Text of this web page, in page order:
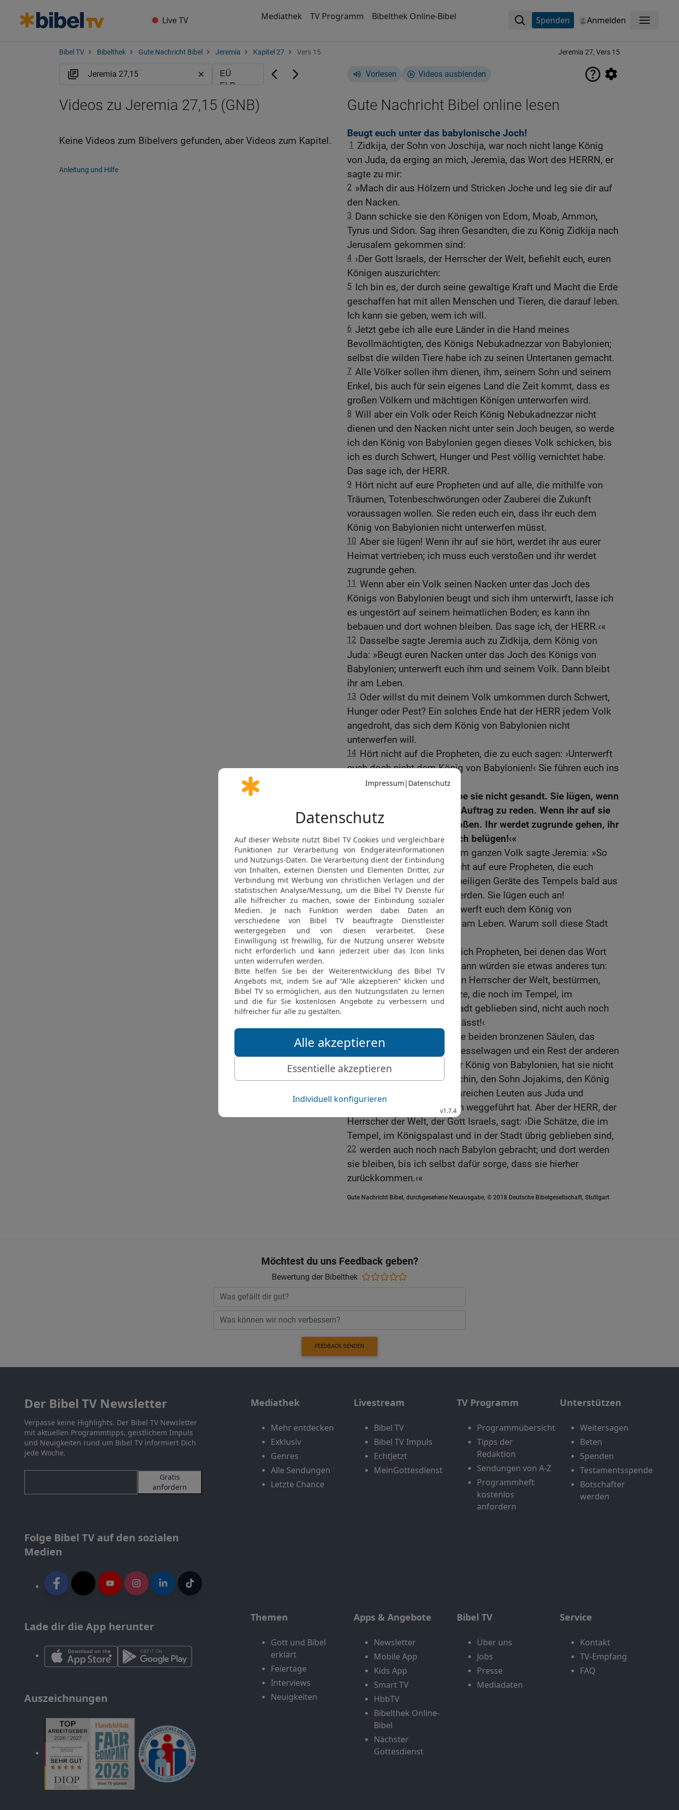
Live TV Mediathek TV Programm Bibelthek Online-Bibel Spenden Anmelden Menü
Bibel TV Bibelthek Gute Nachricht Bibel Jeremia Kapitel 27 Vers 15 Jeremia 27, Vers 15
Vorlesen Videos ausblenden
Gute Nachricht Bibel online lesen
Beugt euch unter das babylonische Joch!
1
Zidkija, der Sohn von Joschija, war noch nicht lange König
von Juda, da erging an mich, Jeremia, das Wort des HERRN, er
sagte zu mir:
2 »Mach dir aus Hölzern und Stricken Joche und leg sie dir auf
den Nacken.
3 Dann schicke sie den Königen von Edom, Moab, Ammon,
Tyrus und Sidon. Sag ihren Gesandten, die zu König Zidkija nach
Jerusalem gekommen sind:
4 ›Der Gott Israels, der Herrscher der Welt, befiehlt euch, euren
Königen auszurichten:
5 Ich bin es, der durch seine gewaltige Kraft und Macht die Erde
geschaffen hat mit allen Menschen und Tieren, die darauf leben.
Ich kann sie geben, wem ich will.
6 Jetzt gebe ich alle eure Länder in die Hand meines
Bevollmächtigten, des Königs Nebukadnezzar von Babylonien;
selbst die wilden Tiere habe ich zu seinen Untertanen gemacht.
7 Alle Völker sollen ihm dienen, ihm, seinem Sohn und seinem
Enkel, bis auch für sein eigenes Land die Zeit kommt, dass es
großen Völkern und mächtigen Königen unterworfen wird.
8 Will aber ein Volk oder Reich König Nebukadnezzar nicht
dienen und den Nacken nicht unter sein Joch beugen, so werde
ich den König von Babylonien gegen dieses Volk schicken, bis
ich es durch Schwert, Hunger und Pest völlig vernichtet habe.
Das sage ich, der HERR.
9 Hört nicht auf eure Propheten und auf alle, die mithilfe von
Träumen, Totenbeschwörungen oder Zauberei die Zukunft
voraussagen wollen. Sie reden euch ein, dass ihr euch dem
König von Babylonien nicht unterwerfen müsst.
10 Aber sie lügen! Wenn ihr auf sie hört, werdet ihr aus eurer
Heimat vertrieben; ich muss euch verstoßen und ihr werdet
zugrunde gehen.
11 Wenn aber ein Volk seinen Nacken unter das Joch des
Königs von Babylonien beugt und sich ihm unterwirft, lasse ich
es ungestört auf seinem heimatlichen Boden; es kann ihn
bebauen und dort wohnen bleiben. Das sage ich, der HERR.‹«
12 Dasselbe sagte Jeremia auch zu Zidkija, dem König von
Juda: »Beugt euren Nacken unter das Joch des Königs von
Babylonien; unterwerft euch ihm und seinem Volk. Dann bleibt
ihr am Leben.
13 Oder willst du mit deinem Volk umkommen durch Schwert,
Hunger oder Pest? Ein solches Ende hat der HERR jedem Volk
angedroht, das sich dem König von Babylonien nicht
unterwerfen will.
14 Hört nicht auf die Propheten, die zu euch sagen: ›Unterwerft
euch doch nicht dem König von Babylonien!‹ Sie führen euch ins
Unglück.
Der HERR sagt: ›Ich habe sie nicht gesandt. Sie lügen, wenn
sie behaupten, in meinem Auftrag zu reden. Wenn ihr auf sie
hört, muss ich euch verstoßen. Ihr werdet zugrunde gehen, ihr
und die Propheten, die euch belügen!‹«
16
Zu den Priestern und dem ganzen Volk sagte Jeremia: »So
spricht der HERR: ›Hört nicht auf eure Propheten, die euch
einreden wollen, dass die heiligen Geräte des Tempels bald aus
Babylon zurückgebracht werden. Sie lügen euch an!
17 Hört nicht auf sie! Unterwerft euch dem König von
Babylonien, dann bleibt ihr am Leben. Warum soll diese Stadt
ein Trümmerfeld werden?
18 Wären diese Leute wirklich Propheten, bei denen das Wort
des HERRN zu finden ist, dann würden sie etwas anderes tun:
Sie würden den HERRN, den Herrscher der Welt, bestürmen,
dass er die wenigen Schätze, die noch im Tempel, im
Königspalast und in der Stadt geblieben sind, nicht auch noch
nach Babylon wegbringen lässt!‹
19-21
Noch sind sie hier: die beiden bronzenen Säulen, das
große Bronzebecken, die Kesselwagen und ein Rest der anderen
Geräte; Nebukadnezzar, der König von Babylonien, hat sie nicht
mitgenommen, als er Jojachin, den Sohn Jojakims, den König
von Juda, mit allen einflussreichen Leuten aus Juda und
Jerusalem nach Babylonien weggeführt hat. Aber der HERR, der
Herrscher der Welt, der Gott Israels, sagt: ›Die Schätze, die im
Tempel, im Königspalast und in der Stadt übrig geblieben sind,
22 werden auch noch nach Babylon gebracht; und dort werden
sie bleiben, bis ich selbst dafür sorge, dass sie hierher
zurückkommen.‹«
Gute Nachricht Bibel, durchgesehene Neuausgabe, © 2018 Deutsche Bibelgesellschaft, Stuttgart
Videos zu Jeremia 27,15 (GNB)
Keine Videos zum Bibelvers gefunden, aber Videos zum Kapitel.
Anleitung und Hilfe
Möchtest du uns Feedback geben?
Bewertung der Bibelthek
FEEDBACK SENDEN
Der Bibel TV Newsletter
Verpasse keine Highlights. Der Bibel TV Newsletter
mit aktuellen Programmtipps, geistlichem Impuls
und Neuigkeiten rund um Bibel TV informiert Dich
jede Woche.
Gratis
anfordern
Folge Bibel TV auf den sozialen
Medien
Lade dir die App herunter
Auszeichnungen
Mediathek
Mehr entdecken
Exklusiv
Genres
Alle Sendungen
Letzte Chance
Livestream
Bibel TV
Bibel TV Impuls
EchtJetzt
MeinGottesdienst
TV Programm
Programmübersicht
Tipps der
Redaktion
Sendungen von A-Z
Programmheft
kostenlos
anfordern
Unterstützen
Weitersagen
Beten
Spenden
Testamentsspende
Botschafter
werden
Themen
Gott und Bibel
erklärt
Feiertage
Interviews
Neuigkeiten
Apps & Angebote
Newsletter
Mobile App
Kids App
Smart TV
HbbTV
Bibelthek Online-
Bibel
Nächster
Gottesdienst
Bibel TV
Über uns
Jobs
Presse
Mediadaten
Service
Kontakt
TV-Empfang
FAQ